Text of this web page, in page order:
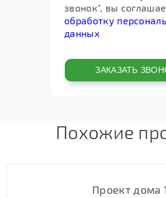
звонок", вы
обработку
данных
Похожие
Проект дома